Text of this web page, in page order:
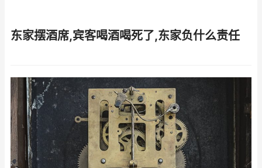
东家摆酒席,宾客喝酒喝死了,东家负什么责任